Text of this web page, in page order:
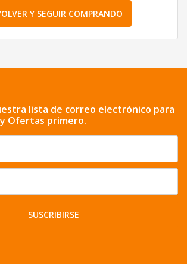
Y SEGUIR COMPRANDO
lista de correo electrónico para
Ofertas primero.
SUSCRIBIRSE